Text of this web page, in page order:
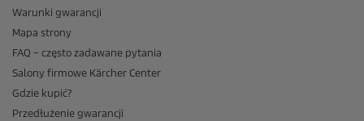
Warunki gwarancji
Mapa strony
FAQ – często zadawane pytania
Salony firmowe Kärcher Center
Gdzie kupić?
Przedłużenie gwarancji